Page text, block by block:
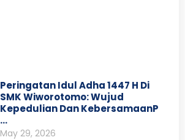
Peringatan Idul Adha 1447 H Di
SMK Wiworotomo: Wujud
Kepedulian Dan KebersamaanP
…
May 29, 2026